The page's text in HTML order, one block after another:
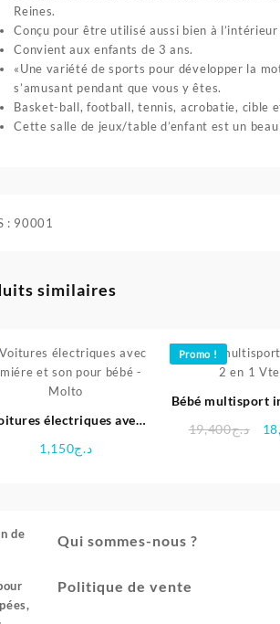
Reines.
Conçu pour être utilisé aussi bien à
Convient aux enfants de 3 ans.
«Une variété de sports pour développer la
s’amusant pendant que vous y êtes.
Basket-ball, football, tennis, acrobatie, cible
Cette salle de jeux/table d’enfant est un
: 90001
similaires
électriques avec
Molto
د.ج1,150
Promo !
Bébé multisport
د.ج19,400
Le
de
Qui sommes-nous ?
Politique de vente